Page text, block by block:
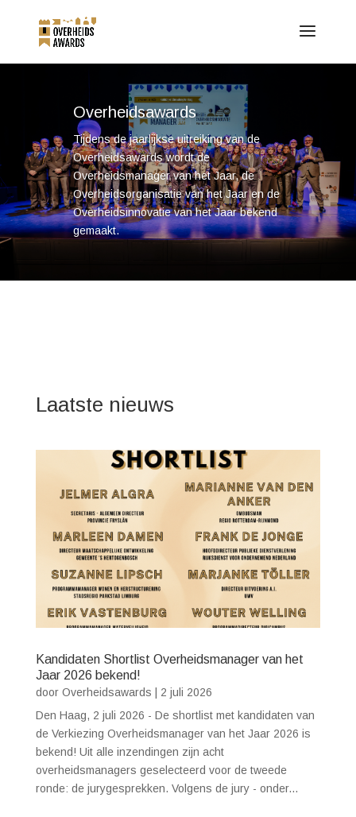
Overheidsawards
Tijdens de jaarlijkse uitreiking van de
Overheidsawards wordt de
Overheidsmanager van het Jaar, de
Overheidsorganisatie van het Jaar en de
Overheidsinnovatie van het Jaar bekend
gemaakt.
Laatste nieuws
Kandidaten Shortlist Overheidsmanager van het
Jaar 2026 bekend!
door Overheidsawards
2 juli 2026
Den Haag, 2 juli 2026 - De shortlist met kandidaten van
de Verkiezing Overheidsmanager van het Jaar 2026 is
bekend! Uit alle inzendingen zijn acht
overheidsmanagers geselecteerd voor de tweede
ronde: de jurygesprekken. Volgens de jury - onder...